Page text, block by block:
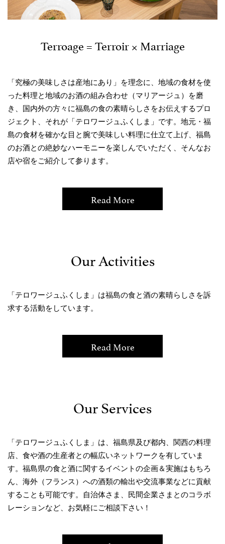
Terroage = Terroir × Marriage
「究極の美味しさは産地にあり」を理念に、地域の食材を使
った料理と地域のお酒の組み合わせ（マリアージュ）を磨
き、国内外の方々に福島の食の素晴らしさをお伝えするプロ
ジェクト、それが「テロワージュふくしま」です。地元・福
島の食材を確かな目と腕で美味しい料理に仕立て上げ、福島
のお酒との絶妙なハーモニーを楽しんでいただく、そんなお
店や宿をご紹介して参ります。
Read More
Our Activities
「テロワージュふくしま」は福島の食と酒の素晴らしさを訴
求する活動をしています。
Read More
Our Services
「テロワージュふくしま」は、福島県及び都内、関西の料理
店、食や酒の生産者との幅広いネットワークを有していま
す。福島県の食と酒に関するイベントの企画＆実施はもちろ
ん、海外（フランス）への酒類の輸出や交流事業などに貢献
することも可能です。自治体さま、民間企業さまとのコラボ
レーションなど、お気軽にご相談下さい！